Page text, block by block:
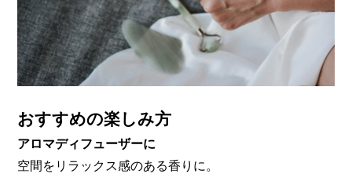
おすすめの楽しみ方
アロマディフューザーに
空間をリラックス感のある香りに。